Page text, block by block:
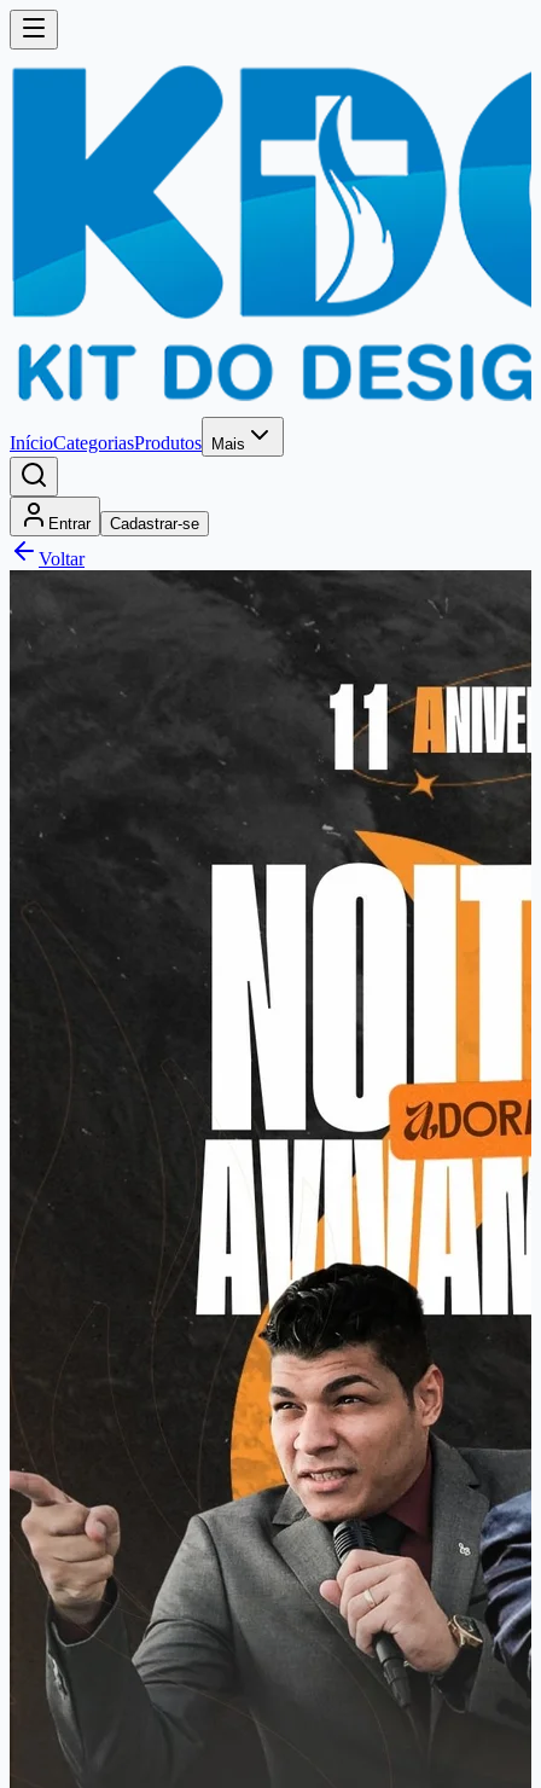
InícioCategoriasProdutos Mais
Entrar Cadastrar-se
Voltar